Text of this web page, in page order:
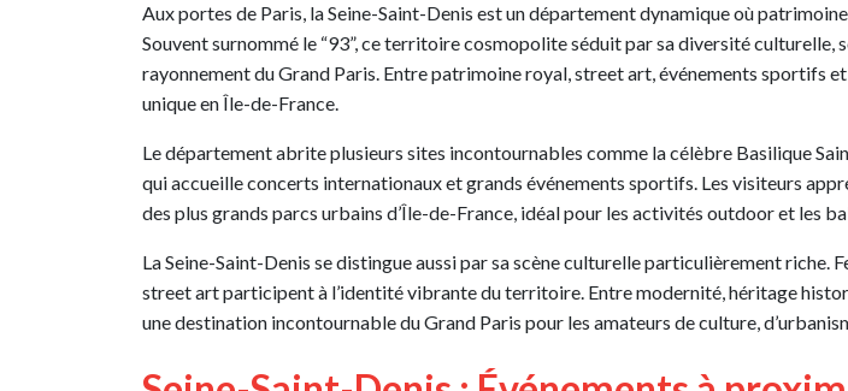
Aux portes de Paris, la Seine-Saint-Denis est un département dynamique où
Souvent surnommé le “93”, ce territoire cosmopolite séduit par sa diversité
rayonnement du Grand Paris. Entre patrimoine royal, street art, événements sportifs
unique en Île-de-France.
Le département abrite plusieurs sites incontournables comme la célèbre Basilique
qui accueille concerts internationaux et grands événements sportifs. Les visiteurs
des plus grands parcs urbains d’Île-de-France, idéal pour les activités outdoor et les
La Seine-Saint-Denis se distingue aussi par sa scène culturelle particulièrement
street art participent à l’identité vibrante du territoire. Entre modernité, héritage
une destination incontournable du Grand Paris pour les amateurs de culture,